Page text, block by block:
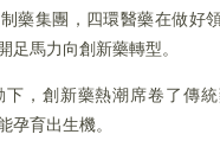
藥集團，四環醫藥在做好
足馬力向創新藥轉型。
，創新藥熱潮席卷了傳
孕育出生機。